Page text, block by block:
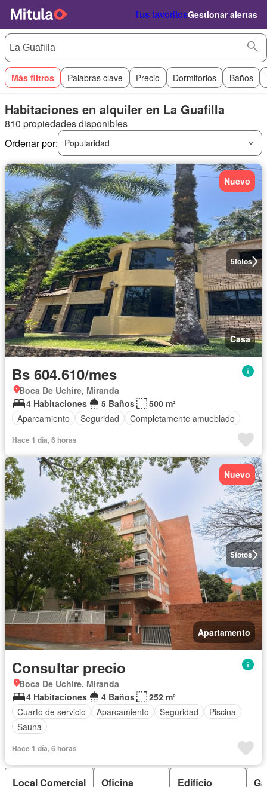
Tus favoritosGestionar alertas
Más filtros Palabras clave Precio Dormitorios Baños
Habitaciones en alquiler en La Guafilla
810 propiedades disponibles
Ordenar por:
Popularidad
5fotos
Nuevo
Casa
Bs 604.610/mes
Boca De Uchire, Miranda
4 Habitaciones
5 Baños
500 m²
Aparcamiento
Seguridad Completamente amueblado
Hace 1 día, 6 horas
5fotos
Nuevo
Apartamento
Consultar precio
Boca De Uchire, Miranda
4 Habitaciones
4 Baños
252 m²
Cuarto de servicio
Aparcamiento Seguridad
Piscina
Sauna
Hace 1 día, 6 horas
Local Comercial Oficina Edificio